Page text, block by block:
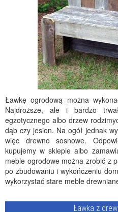
Ławkę ogrodową można
Najdroższe, ale i bardzo
egzotycznego albo drzew
dąb czy jesion. Na ogół jednak
więc drewno sosnowe.
kupujemy w sklepie albo
meble ogrodowe można zrobić z
po zbudowaniu i wykończeniu
wykorzystać stare meble
Ławka z